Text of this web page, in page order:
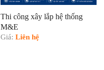
Thi công xây lắp hệ thống
M&E
Giá: Liên hệ